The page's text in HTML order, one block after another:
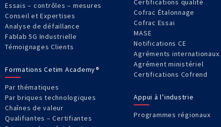
Essais – contrôles – mesures
Conseil et Expertises
Analyse de défaillance
Fablab 5G Industrielle
Témoignages Clients
Formations Cetim Academy®
Par thématiques
Par briques technologiques
Chaînes de valeur
Qualifiantes – Certifiantes
Certifications qualité
Cofrac Étalonnage
Cofrac Essai
MASE
Notifications CE
Agréments internationaux
Agrément ministériel
Certifications Cofrend
Appui à l’industrie
Programmes régionaux